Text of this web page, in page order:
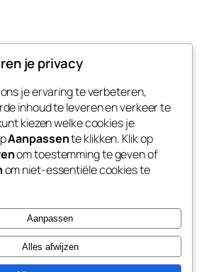
Weeze
transfer naar Vliegveld
je privacy
je ervaring te verbeteren,
inhoud te leveren en verkeer te
kiezen welke cookies je
Aanpassente klikken. Klik op
om toestemming te geven of
om niet-essentiële cookies te
Aanpassen
Alles afwijzen